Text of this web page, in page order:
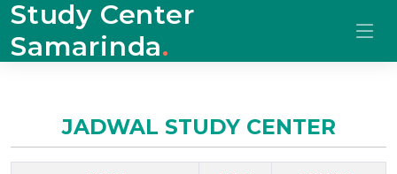
Study Center
Samarinda.
JADWAL STUDY CENTER